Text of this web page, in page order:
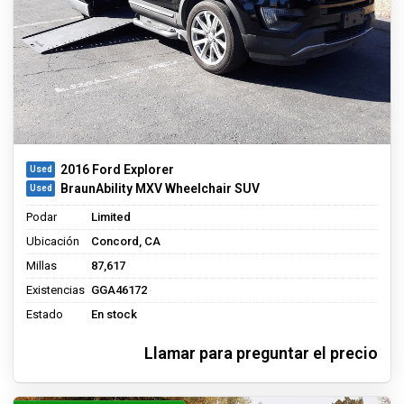
2016 Ford Explorer
BraunAbility MXV Wheelchair SUV
Podar
Limited
Ubicación
Concord, CA
Millas
87,617
Existencias GGA46172
Estado
En stock
Llamar para preguntar el precio